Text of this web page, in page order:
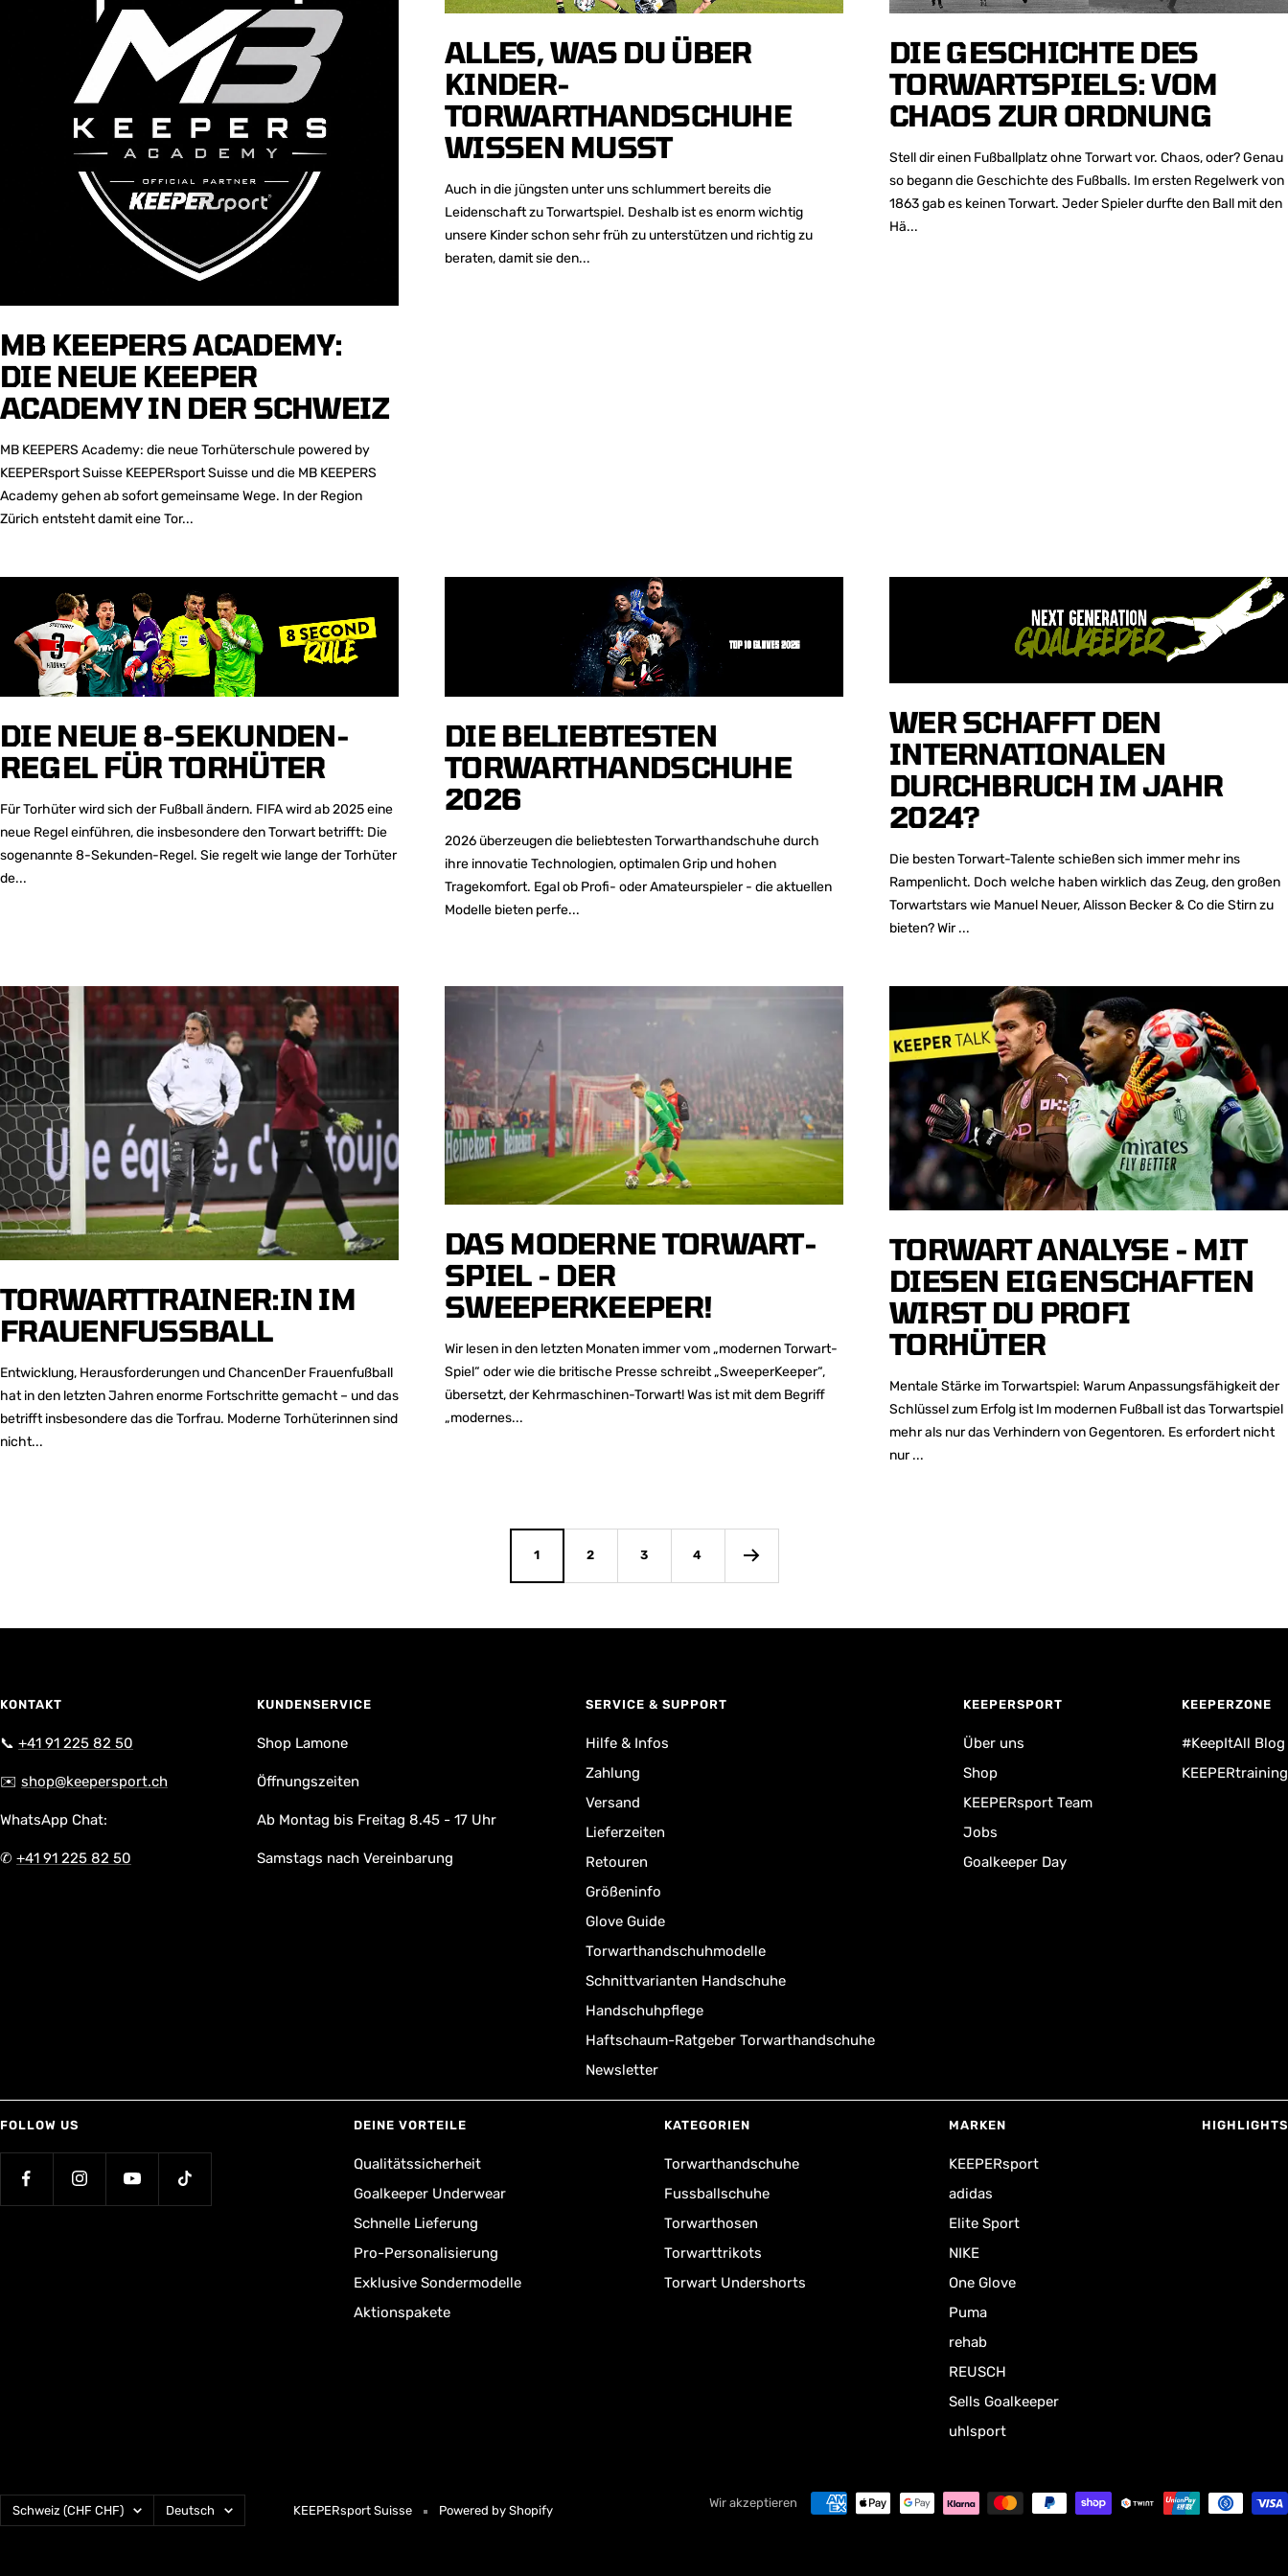
MB KEEPERS ACADEMY:
DIE NEUE KEEPER
ACADEMY IN DER SCHWEIZ
MB KEEPERS Academy: die neue Torhüterschule powered by
KEEPERsport Suisse KEEPERsport Suisse und die MB KEEPERS
Academy gehen ab sofort gemeinsame Wege. In der Region
Zürich entsteht damit eine Tor...
ALLES, WAS DU ÜBER
KINDER-
TORWARTHANDSCHUHE
WISSEN MUSST
Auch in die jüngsten unter uns schlummert bereits die
Leidenschaft zu Torwartspiel. Deshalb ist es enorm wichtig
unsere Kinder schon sehr früh zu unterstützen und richtig zu
beraten, damit sie den...
DIE GESCHICHTE DES
TORWARTSPIELS: VOM
CHAOS ZUR ORDNUNG
Stell dir einen Fußballplatz ohne Torwart vor. Chaos, oder? Genau
so begann die Geschichte des Fußballs. Im ersten Regelwerk von
1863 gab es keinen Torwart. Jeder Spieler durfte den Ball mit den
Hä...
DIE NEUE 8-SEKUNDEN-
REGEL FÜR TORHÜTER
Für Torhüter wird sich der Fußball ändern. FIFA wird ab 2025 eine
neue Regel einführen, die insbesondere den Torwart betrifft: Die
sogenannte 8-Sekunden-Regel. Sie regelt wie lange der Torhüter
de...
DIE BELIEBTESTEN
TORWARTHANDSCHUHE
2026
2026 überzeugen die beliebtesten Torwarthandschuhe durch
ihre innovatie Technologien, optimalen Grip und hohen
Tragekomfort. Egal ob Profi- oder Amateurspieler - die aktuellen
Modelle bieten perfe...
WER SCHAFFT DEN
INTERNATIONALEN
DURCHBRUCH IM JAHR
2024?
Die besten Torwart-Talente schießen sich immer mehr ins
Rampenlicht. Doch welche haben wirklich das Zeug, den großen
Torwartstars wie Manuel Neuer, Alisson Becker & Co die Stirn zu
bieten? Wir ...
TORWARTTRAINER:IN IM
FRAUENFUSSBALL
Entwicklung, Herausforderungen und ChancenDer Frauenfußball
hat in den letzten Jahren enorme Fortschritte gemacht – und das
betrifft insbesondere das die Torfrau. Moderne Torhüterinnen sind
nicht...
DAS MODERNE TORWART-
SPIEL - DER
SWEEPERKEEPER!
Wir lesen in den letzten Monaten immer vom „modernen Torwart-
Spiel“ oder wie die britische Presse schreibt „SweeperKeeper“,
übersetzt, der Kehrmaschinen-Torwart! Was ist mit dem Begriff
„modernes...
TORWART ANALYSE - MIT
DIESEN EIGENSCHAFTEN
WIRST DU PROFI
TORHÜTER
Mentale Stärke im Torwartspiel: Warum Anpassungsfähigkeit der
Schlüssel zum Erfolg ist Im modernen Fußball ist das Torwartspiel
mehr als nur das Verhindern von Gegentoren. Es erfordert nicht
nur ...
1 2 3 4
KONTAKT
📞 +41 91 225 82 50
✉️ shop@keepersport.ch
WhatsApp Chat:
✆ +41 91 225 82 50
KUNDENSERVICE
Shop Lamone
Öffnungszeiten
Ab Montag bis Freitag 8.45 - 17 Uhr
Samstags nach Vereinbarung
SERVICE & SUPPORT
Hilfe & Infos
Zahlung
Versand
Lieferzeiten
Retouren
Größeninfo
Glove Guide
Torwarthandschuhmodelle
Schnittvarianten Handschuhe
Handschuhpflege
Haftschaum-Ratgeber Torwarthandschuhe
Newsletter
KEEPERSPORT
Über uns
Shop
KEEPERsport Team
Jobs
Goalkeeper Day
KEEPERZONE
#KeepItAll Blog
KEEPERtraining
FOLLOW US DEINE VORTEILE
Qualitätssicherheit
Goalkeeper Underwear
Schnelle Lieferung
Pro-Personalisierung
Exklusive Sondermodelle
Aktionspakete
KATEGORIEN
Torwarthandschuhe
Fussballschuhe
Torwarthosen
Torwarttrikots
Torwart Undershorts
MARKEN
KEEPERsport
adidas
Elite Sport
NIKE
One Glove
Puma
rehab
REUSCH
Sells Goalkeeper
uhlsport
HIGHLIGHTS
Land/Region
Schweiz (CHF CHF) Sprache
Deutsch KEEPERsport Suisse Powered by Shopify
Wir akzeptieren